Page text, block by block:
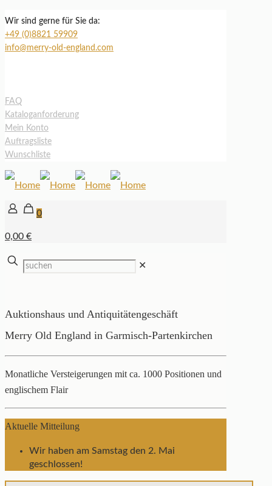
Wir sind gerne für Sie da:
+49 (0)8821 59909
info@merry-old-england.com
FAQ
Kataloganforderung
Mein Konto
Auftragsliste
Wunschliste
0
0,00 €
✕
Auktionshaus und Antiquitätengeschäft
Merry Old England in Garmisch-Partenkirchen
Monatliche Versteigerungen mit ca. 1000 Positionen und
englischem Flair
Aktuelle Mitteilung
Wir haben am Samstag den 2. Mai
geschlossen!